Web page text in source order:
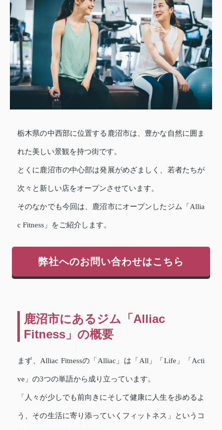
栃木県の中西部に位置する鹿沼市は、豊かな自然に囲ま
れた美しい景観を持つ街です。
とくに鹿沼市の中心部は発展がめざましく、若者たちが
次々と新しい店をオープンさせています。
そのなかでも今回は、鹿沼市にオープンしたジム「Allia
c Fitness」をご紹介します。
弊社へのお問い合わせはこちら
鹿沼市にあるジム「Alliac
Fitness」の概要
まず、Alliac Fitnessの「Alliac」は「All」「Life」「Acti
ve」の3つの単語から成り立っています。
「人々が少しでも前向きにそして健康に人生を歩めるよ
う、その生活に寄り添っていくフィットネス」というコ